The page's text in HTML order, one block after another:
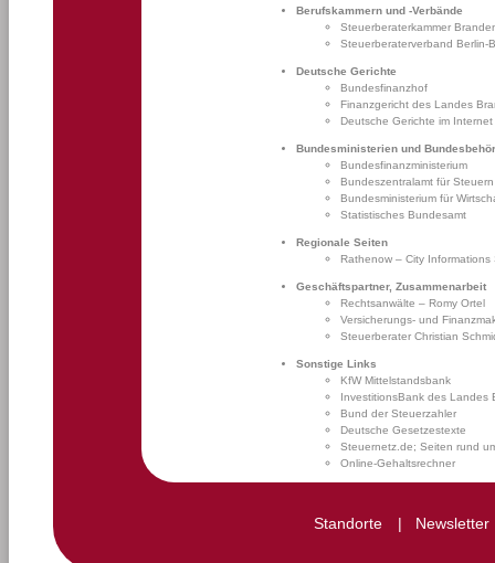
Berufskammern und -Verbände
Steuerberaterkammer
Steuerberaterverband Berlin-
Deutsche Gerichte
Bundesfinanzhof
Finanzgericht des Landes
Deutsche Gerichte im Internet
Bundesministerien und
Bundesfinanzministerium
Bundeszentralamt für Steuern
Bundesministerium für
Statistisches Bundesamt
Regionale Seiten
Rathenow – City Informations
Geschäftspartner, Zusammenarbeit
Rechtsanwälte – Romy Ortel
Versicherungs- und
Steuerberater Christian
Sonstige Links
KfW Mittelstandsbank
InvestitionsBank des Landes
Bund der Steuerzahler
Deutsche Gesetzestexte
Steuernetz.de; Seiten rund
Online-Gehaltsrechner
Standorte | Newsletter